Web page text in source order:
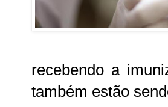
recebendo a
também estão